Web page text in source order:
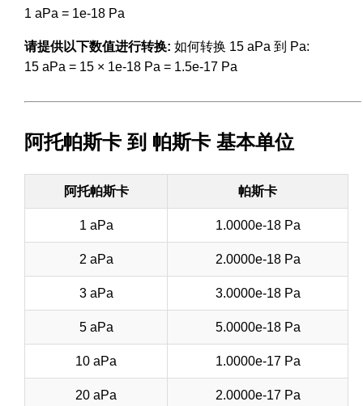
1 aPa = 1e-18 Pa
请提供以下数值进行转换: 如何转换 15 aPa 到 Pa:
15 aPa = 15 × 1e-18 Pa = 1.5e-17 Pa
阿托帕斯卡 到 帕斯卡 基本单位
阿托帕斯卡 帕斯卡
1 aPa 1.0000e-18 Pa
2 aPa 2.0000e-18 Pa
3 aPa 3.0000e-18 Pa
5 aPa 5.0000e-18 Pa
10 aPa 1.0000e-17 Pa
20 aPa 2.0000e-17 Pa